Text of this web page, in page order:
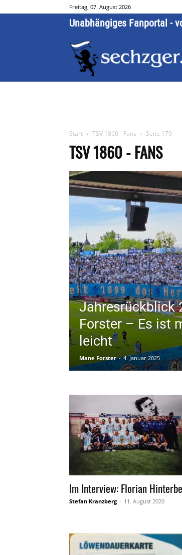
Freitag, 07. August 2026
Unabhängiges Fanportal -
Start TSV 1860 - Fans Seite 179
TSV 1860 - FANS
Jahresrückblick
Forster – Es ist
leicht
Mane Forster - 4. Januar 2025
Im Interview: Florian
Stefan Kranzberg - 11. August 2020